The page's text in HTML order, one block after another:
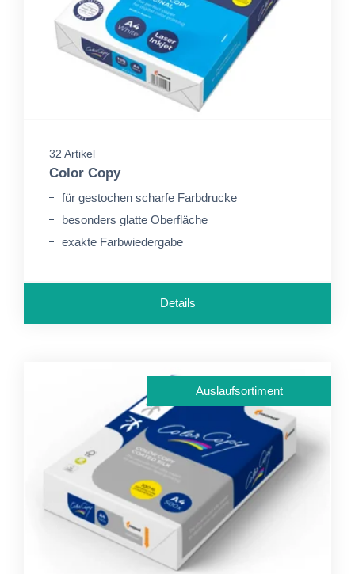
32 Artikel
Color Copy
für gestochen scharfe Farbdrucke
besonders glatte Oberfläche
exakte Farbwiedergabe
Details
Auslaufsortiment